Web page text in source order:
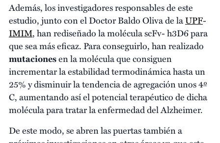
Además, los investigadores responsables de este
estudio, junto con el Doctor Baldo Oliva de laUPF-
IMIM, han rediseñado la molécula scFv- h3D6 para
que sea más eficaz. Para conseguirlo, han realizado
mutacionesen la molécula que consiguen
incrementar la estabilidad termodinámica hasta un
25% y disminuir la tendencia de agregación unos 4º
C, aumentando así el potencial terapéutico de dicha
molécula para tratar la enfermedad del Alzheimer.
De este modo, se abren las puertas también a